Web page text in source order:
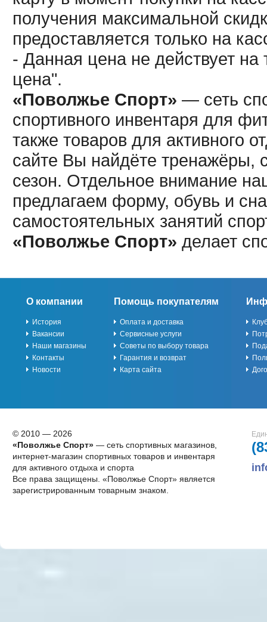
получения максимальной
предоставляется только на
- Данная цена не действует
цена".
«Поволжье Спорт» — сеть
спортивного инвентаря для
также товаров для активного
сайте Вы найдёте тренажёры,
сезон. Отдельное внимание
предлагаем форму, обувь и
самостоятельных занятий
«Поволжье Спорт» делает
О компании
История
Вакансии
Наши магазины
Контакты
Новости
Помощь покупателям
Оплата и доставка
Сервисные услуги
Советы по выбору товара
Гарантия и возврат
Карта сайта
© 2010 — 2026
«Поволжье Спорт»— сеть спортивных магазинов,
интернет-магазин спортивных товаров и инвентаря
для активного отдыха и спорта
Все права защищены. «Поволжье Спорт» является
зарегистрированным товарным знаком.